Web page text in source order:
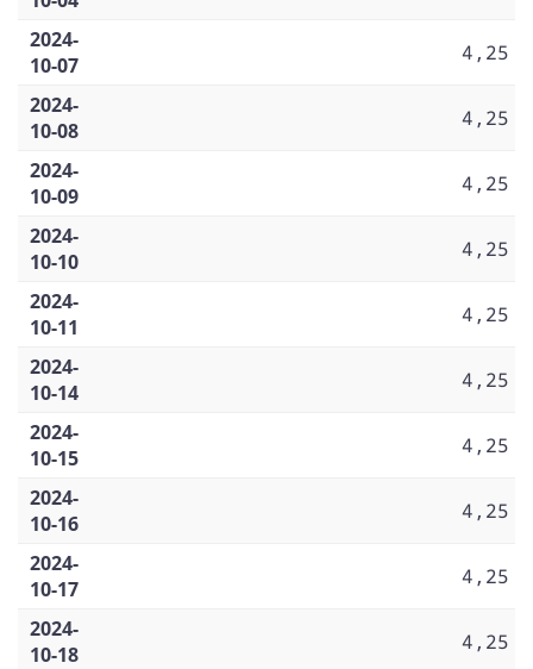
2024-
10-07
4,25
2024-
10-08
4,25
2024-
10-09
4,25
2024-
10-10
4,25
2024-
10-11
4,25
2024-
10-14
4,25
2024-
10-15
4,25
2024-
10-16
4,25
2024-
10-17
4,25
2024-
10-18
4,25